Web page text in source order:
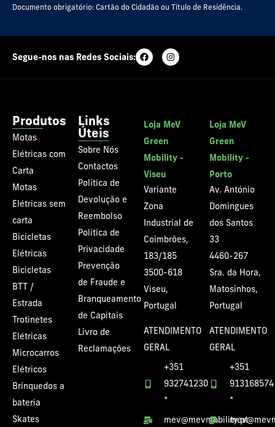
Documento obrigatório: Cartão do Cidadão ou Título de Residência.
Segue-nos nas Redes Sociais:
Produtos
Motas
Elétricas com
Carta
Motas
Elétricas sem
carta
Bicicletas
Elétricas
Bicicletas
BTT /
Estrada
Trotinetes
Elétricas
Microcarros
Elétricos
Brinquedos a
bateria
Skates
Links
Úteis
Sobre Nós
Contactos
Política de
Devolução e
Reembolso
Política de
Privacidade
Prevenção
de Fraude e
Branqueamento
de Capitais
Livro de
Reclamações
Loja MeV
Green
Mobility -
Viseu
Variante
Zona
Industrial de
Coimbrões,
183/185
3500-618
Viseu,
Portugal
ATENDIMENTO
GERAL
+351
932741230
*
mev@mevmobility.pt
Loja MeV
Green
Mobility -
Porto
Av. António
Domingues
dos Santos
33
4460-267
Sra. da Hora,
Matosinhos,
Portugal
ATENDIMENTO
GERAL
+351
913168574
*